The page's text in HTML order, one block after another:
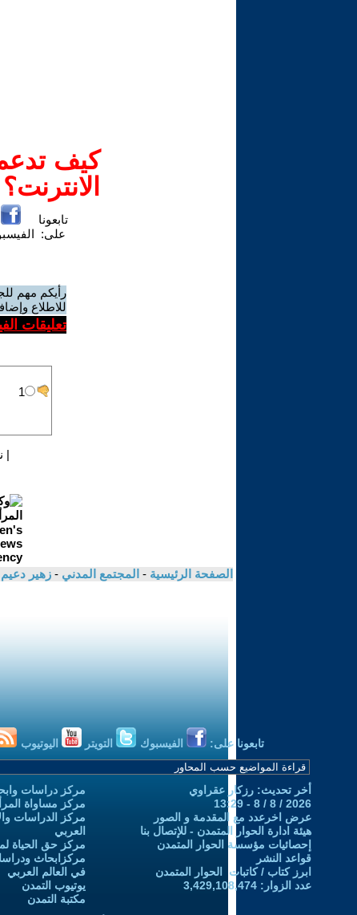
كيف
الانترنت؟
تابعونا
على:
رأيكم مهم
للاطلاع
تعليقات
|
الصفحة الرئيسية - المجتمع المدني - زهير دعيم
تابعونا على: الفيسبوك التويتر اليوتيوب
أخر تحديث: رزكار عقراوي
2026 / 8 / 8 - 13:29
عرض اخرعدد مع المقدمة و الصور
هيئة ادارة الحوار المتمدن - للإتصال بنا
إحصائيات مؤسسة الحوار المتمدن
قواعد النشر
ابرز كتاب / كاتبات الحوار المتمدن
عدد الزوار: 3,429,108,474
مركز دراسات
مركز مساواة
مركز الدراسات
العربي
مركز حق الحياة
مركزابحاث
في العالم العربي
يوتيوب التمدن
مكتبة التمدن